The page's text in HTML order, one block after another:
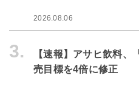
2026.08.06
3.
【速報】アサヒ飲料
売目標を4倍に修正